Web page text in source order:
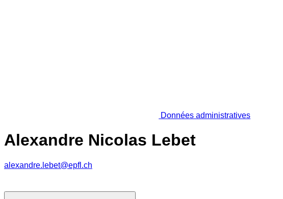
Données administratives
Alexandre Nicolas Lebet
alexandre.lebet@epfl.ch